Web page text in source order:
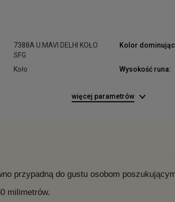
7388A U.MAVI DELHI KOŁO
SFG
Kolor
Koło Wysokość runa:
więcej parametrów
przypadną do gustu osobom
milimetrów.